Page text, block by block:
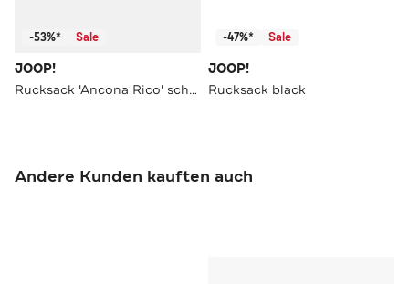
-53%* Sale
JOOP!
Rucksack 'Ancona Rico' schwarz
-47%* Sale
JOOP!
Rucksack black
Andere Kunden kauften auch